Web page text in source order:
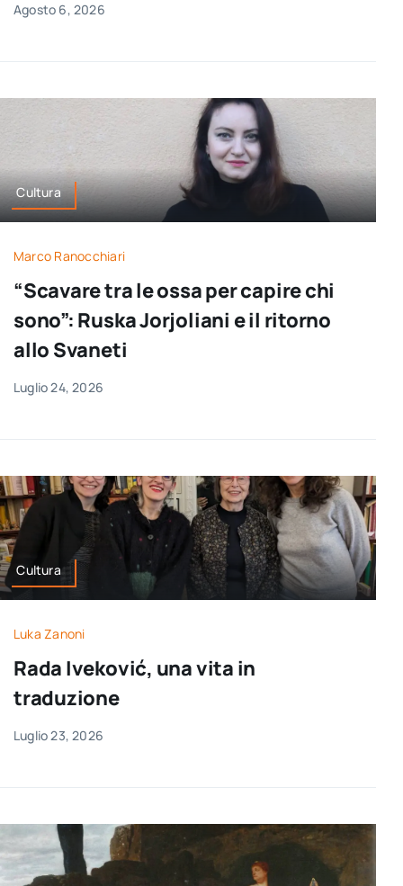
per:
Agosto 6, 2026
Cultura
Marco Ranocchiari
“Scavare tra le ossa per capire chi
sono”: Ruska Jorjoliani e il ritorno
allo Svaneti
Luglio 24, 2026
Cultura
Luka Zanoni
Rada Iveković, una vita in
traduzione
Luglio 23, 2026